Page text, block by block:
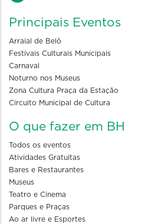
Principais Eventos
Arraial de Belô
Festivais Culturais Municipais
Carnaval
Noturno nos Museus
Zona Cultura Praça da Estação
Circuito Municipal de Cultura
O que fazer em BH
Todos os eventos
Atividades Gratuitas
Bares e Restaurantes
Museus
Teatro e Cinema
Parques e Praças
Ao ar livre e Esportes